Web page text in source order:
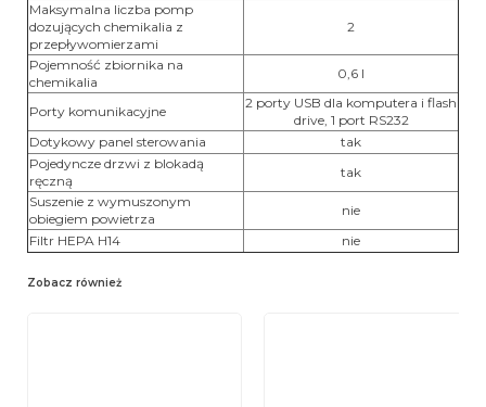
Maksymalna liczba pomp
dozujących chemikalia z
przepływomierzami
2
Pojemność zbiornika na
chemikalia
0,6 l
Porty komunikacyjne
2 porty USB dla komputera i flash
drive, 1 port RS232
Dotykowy panel sterowania
tak
Pojedyncze drzwi z blokadą
ręczną
tak
Suszenie z wymuszonym
obiegiem powietrza
nie
Filtr HEPA H14
nie
Zobacz również